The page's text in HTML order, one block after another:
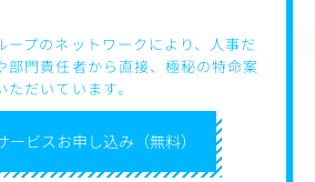
ービスお申し込み（無料）
ープのネットワークにより、人事だ
部門責任者から直接、極秘の特命案
だいています。